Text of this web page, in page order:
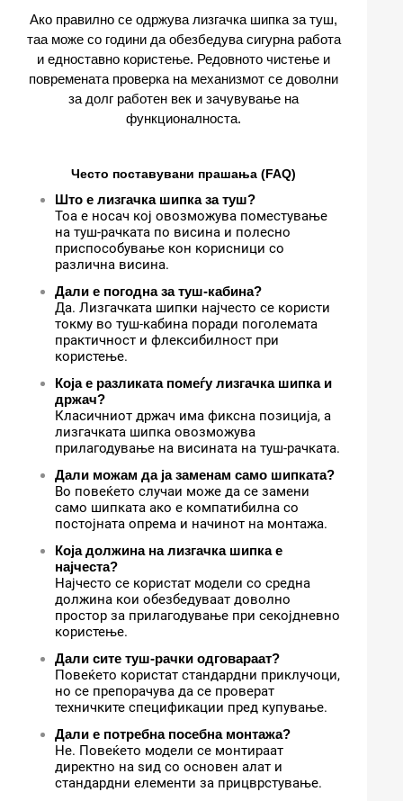
Ако правилно се одржува лизгачка шипка за туш,
таа може со години да обезбедува сигурна работа
и едноставно користење. Редовното чистење и
повремената проверка на механизмот се доволни
за долг работен век и зачувување на
функционалноста.
Често поставувани прашања (FAQ)
Што е лизгачка шипка за туш?
Тоа е носач кој овозможува поместување
на туш-рачката по висина и полесно
приспособување кон корисници со
различна висина.
Дали е погодна за туш-кабина?
Да. Лизгачката шипки најчесто се користи
токму во туш-кабина поради поголемата
практичност и флексибилност при
користење.
Која е разликата помеѓу лизгачка шипка и
држач?
Класичниот држач има фиксна позиција, а
лизгачката шипка овозможува
прилагодување на висината на туш-рачката.
Дали можам да ја заменам само шипката?
Во повеќето случаи може да се замени
само шипката ако е компатибилна со
постојната опрема и начинот на монтажа.
Која должина на лизгачка шипка е
најчеста?
Најчесто се користат модели со средна
должина кои обезбедуваат доволно
простор за прилагодување при секојдневно
користење.
Дали сите туш-рачки одговараат?
Повеќето користат стандардни приклучоци,
но се препорачува да се проверат
техничките спецификации пред купување.
Дали е потребна посебна монтажа?
Не. Повеќето модели се монтираат
директно на ѕид со основен алат и
стандардни елементи за прицврстување.